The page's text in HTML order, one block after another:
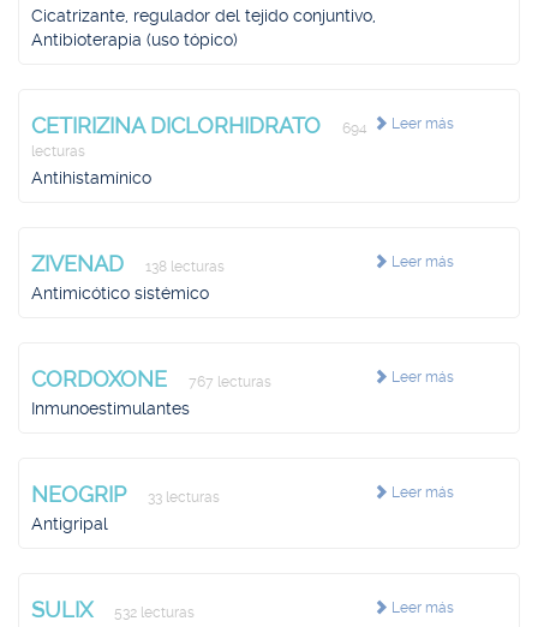
Cicatrizante, regulador del tejido conjuntivo,
Antibioterapia (uso tópico)
Leer más
CETIRIZINA DICLORHIDRATO
694
lecturas
Antihistamínico
Leer más
ZIVENAD 138 lecturas
Antimicótico sistémico
Leer más
CORDOXONE 767 lecturas
Inmunoestimulantes
Leer más
NEOGRIP 33 lecturas
Antigripal
Leer más
SULIX 532 lecturas